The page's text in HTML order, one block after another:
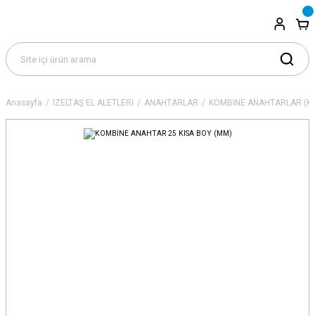
Anasayfa İZELTAŞ EL ALETLERİ ANAHTARLAR KOMBİNE ANAHTARLAR